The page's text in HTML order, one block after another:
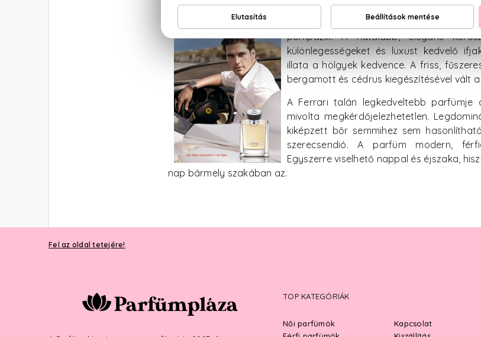
Az Extreme friss, fűszeres parfümje a
pompázik. A fiatalabb, elegáns
különlegességeket és luxust kedvelő
illata a hölgyek kedvence. A friss,
bergamott és cédrus kiegészítésével vált
A Ferrari talán legkedveltebb parfümje
mivolta megkérdőjelezhetetlen.
kiképzett bőr semmihez sem
szerecsendió. A parfüm modern,
Egyszerre viselhető nappal és éjszaka,
nap bármely szakában az.
Fel az oldal tetejére!
TOP KATEGÓRIÁK
Női parfümök
Kapcsolat